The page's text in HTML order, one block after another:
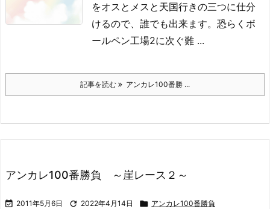
をオスとメスと天国行きの三つに仕分
けるので、誰でも出来ます。 恐らくボ
ールペン工場2に次ぐ難 ...
記事を読む アンカレ100番勝 ...
アンカレ100番勝負 ～崖レース２～
 2011年5月6日  2022年4月14日  アンカレ100番勝負